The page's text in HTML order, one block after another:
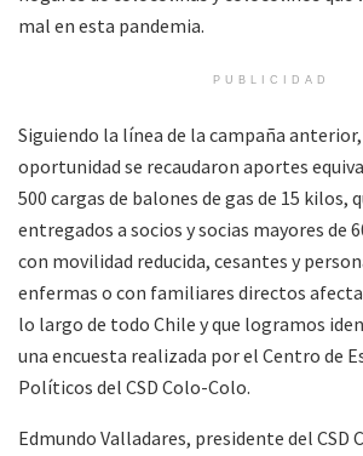
mal en esta pandemia.
PUBLICIDAD
Siguiendo la línea de la campaña
oportunidad se recaudaron aportes
500 cargas de balones de gas de 15 kilos,
entregados a socios y socias mayores de
con movilidad reducida, cesantes y
enfermas o con familiares directos
lo largo de todo Chile y que logramos
una encuesta realizada por el Centro de
Políticos del CSD Colo-Colo.
Edmundo Valladares, presidente del CSD